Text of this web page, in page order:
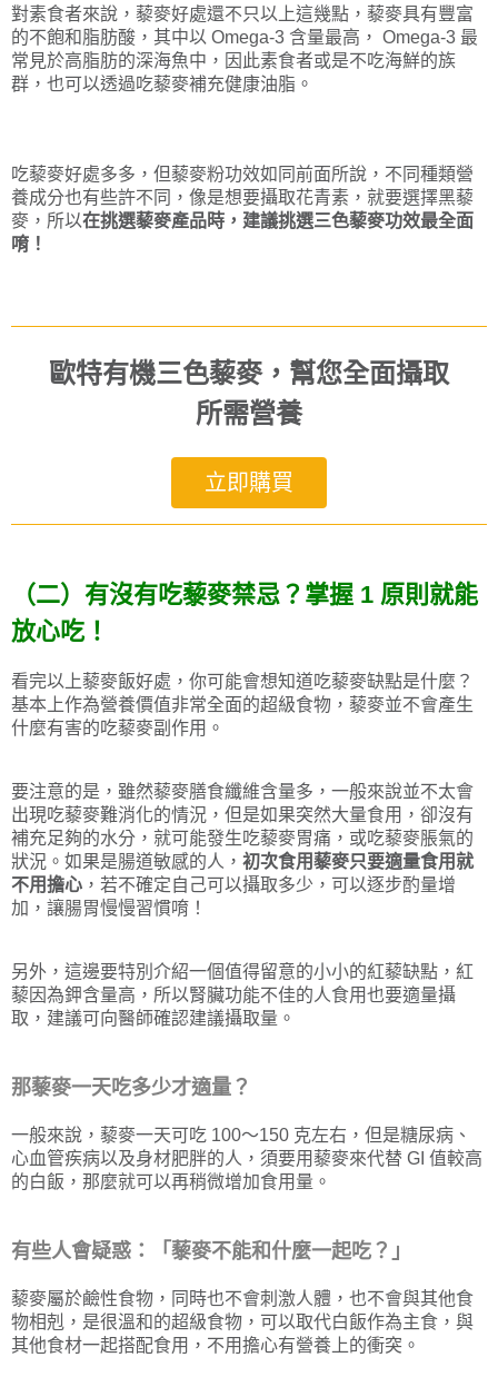
對素食者來說，藜麥好處還不只以上這幾點，藜麥具有豐富
的不飽和脂肪酸，其中以 Omega-3 含量最高， Omega-3 最
常見於高脂肪的深海魚中，因此素食者或是不吃海鮮的族
群，也可以透過吃藜麥補充健康油脂。
吃藜麥好處多多，但藜麥粉功效如同前面所說，不同種類營
養成分也有些許不同，像是想要攝取花青素，就要選擇黑藜
麥，所以在挑選藜麥產品時，建議挑選三色藜麥功效最全面
唷！
歐特有機三色藜麥，幫您全面攝取
所需營養
立即購買
（二）有沒有吃藜麥禁忌？掌握 1 原則就能
放心吃！
看完以上藜麥飯好處，你可能會想知道吃藜麥缺點是什麼？
基本上作為營養價值非常全面的超級食物，藜麥並不會產生
什麼有害的吃藜麥副作用。
要注意的是，雖然藜麥膳食纖維含量多，一般來說並不太會
出現吃藜麥難消化的情況，但是如果突然大量食用，卻沒有
補充足夠的水分，就可能發生吃藜麥胃痛，或吃藜麥脹氣的
狀況。如果是腸道敏感的人， 初次食用藜麥只要適量食用就
不用擔心 ，若不確定自己可以攝取多少，可以逐步酌量增
加，讓腸胃慢慢習慣唷！
另外，這邊要特別介紹一個值得留意的小小的紅藜缺點，紅
藜因為鉀含量高，所以腎臟功能不佳的人食用也要適量攝
取，建議可向醫師確認建議攝取量。
那藜麥一天吃多少才適量？
一般來說，藜麥一天可吃 100～150 克左右，但是糖尿病、
心血管疾病以及身材肥胖的人，須要用藜麥來代替 GI 值較高
的白飯，那麼就可以再稍微增加食用量。
有些人會疑惑：「藜麥不能和什麼一起吃？」
藜麥屬於鹼性食物，同時也不會刺激人體，也不會與其他食
物相剋，是很溫和的超級食物，可以取代白飯作為主食，與
其他食材一起搭配食用，不用擔心有營養上的衝突。